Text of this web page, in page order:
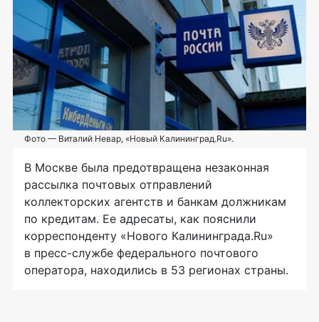
Фото — Виталий Невар, «Новый Калининград.Ru».
В Москве была предотвращена незаконная
рассылка почтовых отправлений
коллекторских агентств и банкам должникам
по кредитам. Ее адресаты, как пояснили
корреспонденту «Нового Калининграда.Ru»
в пресс-службе федерального почтового
оператора, находились в 53 регионах страны.